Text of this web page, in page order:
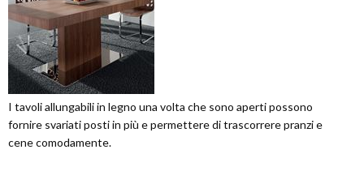
I tavoli allungabili in legno una volta che sono aperti possono
fornire svariati posti in più e permettere di trascorrere pranzi e
cene comodamente.